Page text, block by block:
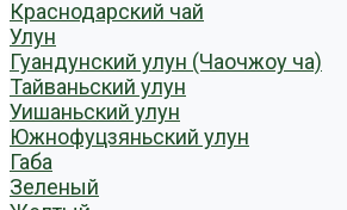
Краснодарский чай
Улун
Гуандунский улун (Чаочжоу ча)
Тайваньский улун
Уишаньский улун
Южнофуцзяньский улун
Габа
Зеленый